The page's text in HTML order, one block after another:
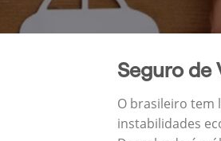
Seguro de
O brasileiro tem
instabilidades